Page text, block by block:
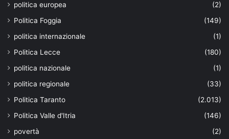
politica europea
(2)
Politica Foggia
(149)
politica internazionale
(1)
Politica Lecce
(180)
politica nazionale
(1)
politica regionale
(33)
Politica Taranto
(2.013)
Politica Valle d'Itria
(146)
povertà
(2)